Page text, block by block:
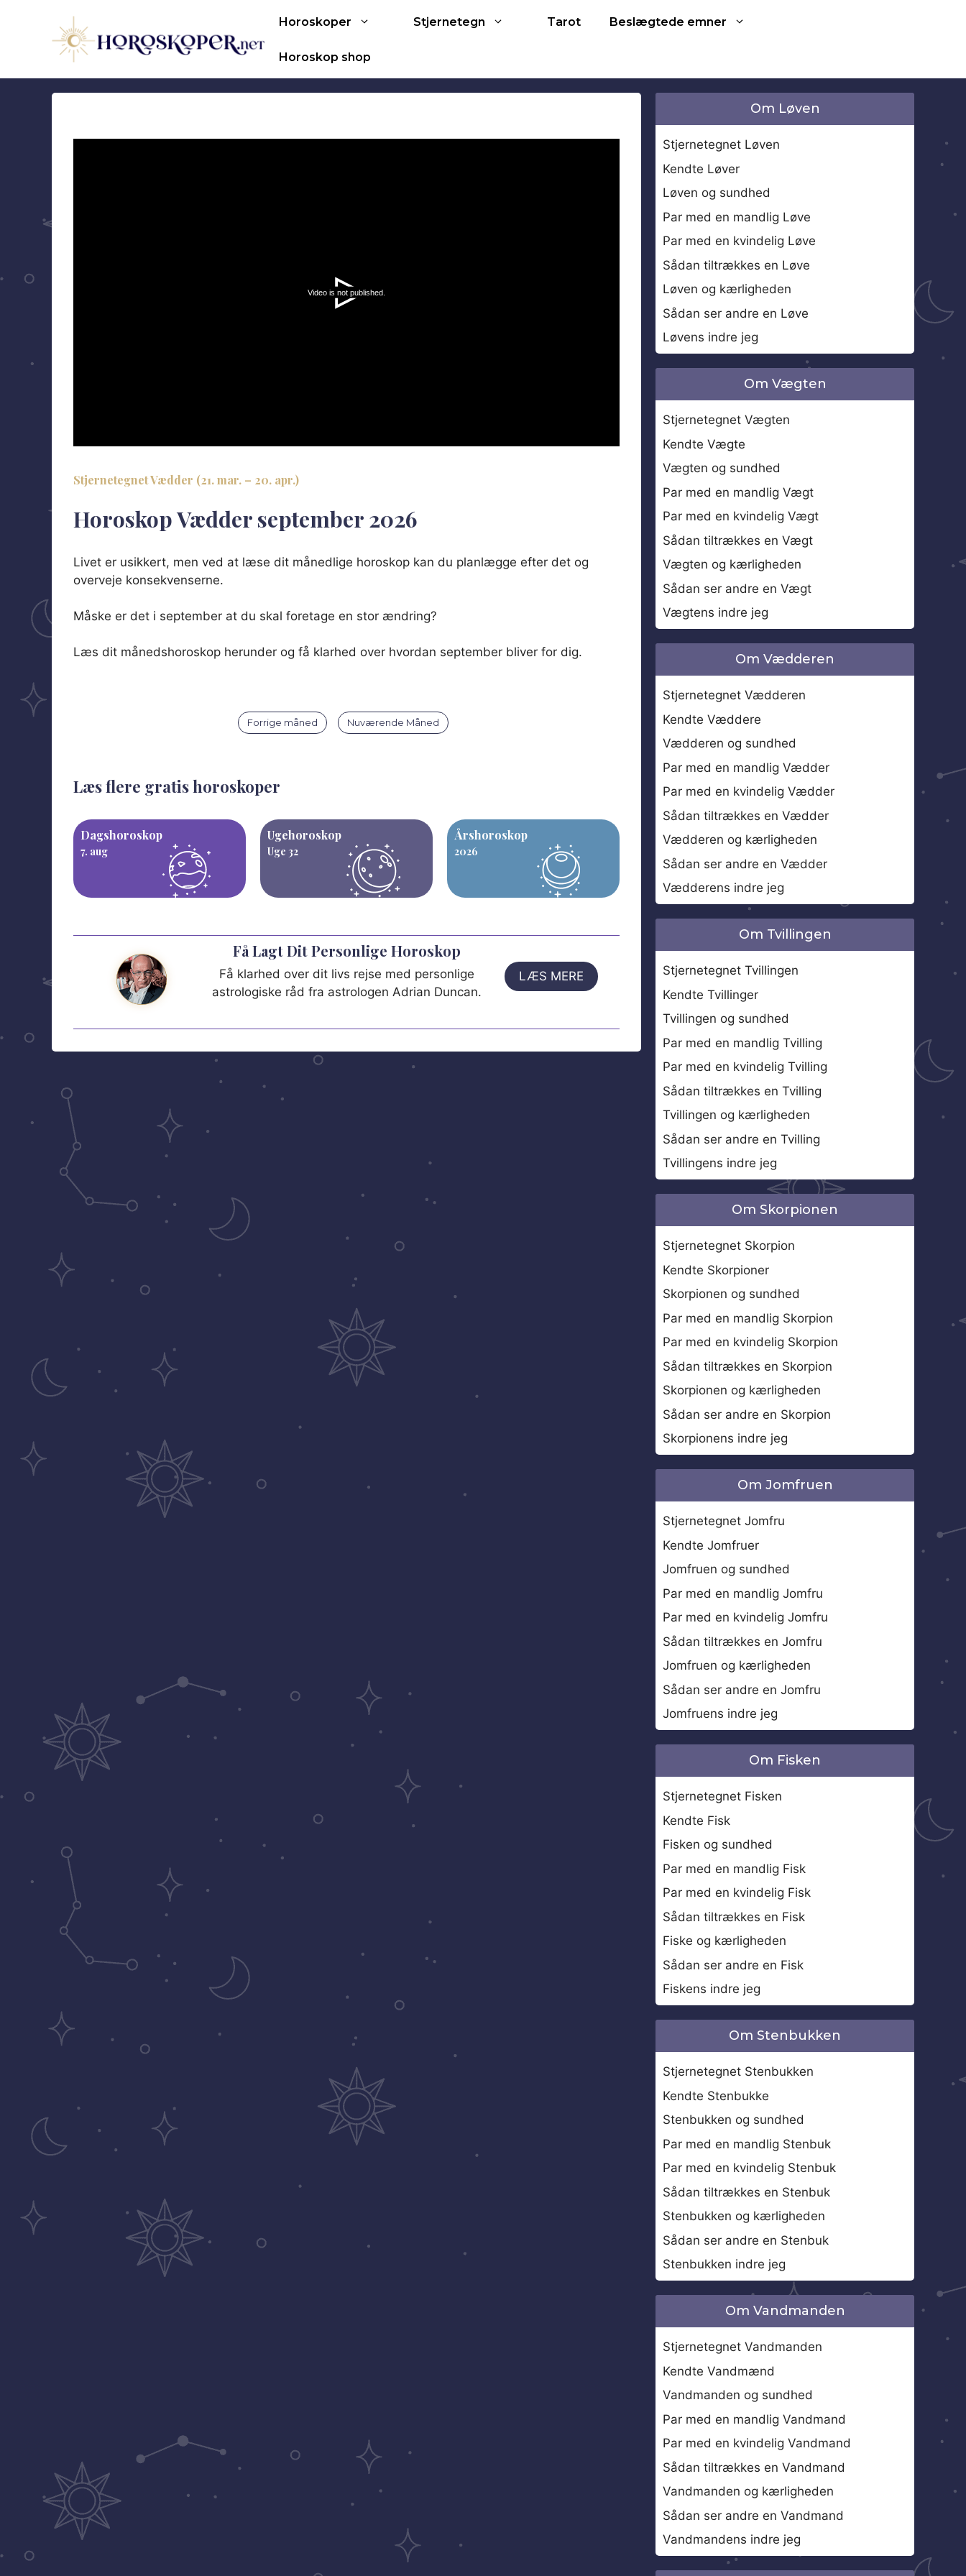
Horoskoper Stjernetegn Tarot Beslægtede emner
Horoskop shop
Video is not published.
StjernetegnetVædder (21. mar. – 20. apr.)
Horoskop Vædder september 2026
Livet er usikkert, men ved at læse dit månedlige horoskop kan du planlægge efter det og
overveje konsekvenserne.
Måske er det i september at du skal foretage en stor ændring?
Læs dit månedshoroskop herunder og få klarhed over hvordan september bliver for dig.
Forrige måned Nuværende Måned
Læs flere gratis horoskoper
Dagshoroskop
7. aug
Ugehoroskop
Uge 32
Årshoroskop
2026
Få Lagt Dit Personlige Horoskop
Få klarhed over dit livs rejse med personlige
astrologiske råd fra astrologen Adrian Duncan.
LÆS MERE
Om Løven
Stjernetegnet Løven
Kendte Løver
Løven og sundhed
Par med en mandlig Løve
Par med en kvindelig Løve
Sådan tiltrækkes en Løve
Løven og kærligheden
Sådan ser andre en Løve
Løvens indre jeg
Om Vægten
Stjernetegnet Vægten
Kendte Vægte
Vægten og sundhed
Par med en mandlig Vægt
Par med en kvindelig Vægt
Sådan tiltrækkes en Vægt
Vægten og kærligheden
Sådan ser andre en Vægt
Vægtens indre jeg
Om Vædderen
Stjernetegnet Vædderen
Kendte Væddere
Vædderen og sundhed
Par med en mandlig Vædder
Par med en kvindelig Vædder
Sådan tiltrækkes en Vædder
Vædderen og kærligheden
Sådan ser andre en Vædder
Vædderens indre jeg
Om Tvillingen
Stjernetegnet Tvillingen
Kendte Tvillinger
Tvillingen og sundhed
Par med en mandlig Tvilling
Par med en kvindelig Tvilling
Sådan tiltrækkes en Tvilling
Tvillingen og kærligheden
Sådan ser andre en Tvilling
Tvillingens indre jeg
Om Skorpionen
Stjernetegnet Skorpion
Kendte Skorpioner
Skorpionen og sundhed
Par med en mandlig Skorpion
Par med en kvindelig Skorpion
Sådan tiltrækkes en Skorpion
Skorpionen og kærligheden
Sådan ser andre en Skorpion
Skorpionens indre jeg
Om Jomfruen
Stjernetegnet Jomfru
Kendte Jomfruer
Jomfruen og sundhed
Par med en mandlig Jomfru
Par med en kvindelig Jomfru
Sådan tiltrækkes en Jomfru
Jomfruen og kærligheden
Sådan ser andre en Jomfru
Jomfruens indre jeg
Om Fisken
Stjernetegnet Fisken
Kendte Fisk
Fisken og sundhed
Par med en mandlig Fisk
Par med en kvindelig Fisk
Sådan tiltrækkes en Fisk
Fiske og kærligheden
Sådan ser andre en Fisk
Fiskens indre jeg
Om Stenbukken
Stjernetegnet Stenbukken
Kendte Stenbukke
Stenbukken og sundhed
Par med en mandlig Stenbuk
Par med en kvindelig Stenbuk
Sådan tiltrækkes en Stenbuk
Stenbukken og kærligheden
Sådan ser andre en Stenbuk
Stenbukken indre jeg
Om Vandmanden
Stjernetegnet Vandmanden
Kendte Vandmænd
Vandmanden og sundhed
Par med en mandlig Vandmand
Par med en kvindelig Vandmand
Sådan tiltrækkes en Vandmand
Vandmanden og kærligheden
Sådan ser andre en Vandmand
Vandmandens indre jeg